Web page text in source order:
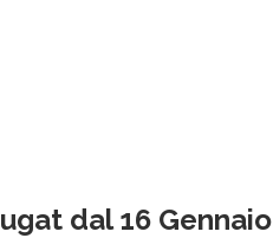
dal 16 Gennaio